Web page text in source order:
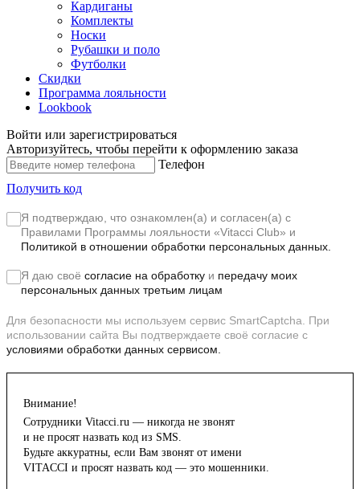
Кардиганы
Комплекты
Носки
Рубашки и поло
Футболки
Скидки
Программа лояльности
Lookbook
Войти или зарегистрироваться
Авторизуйтесь, чтобы перейти к оформлению заказа
Телефон
Получить код
Я подтверждаю, что ознакомлен(а) и согласен(а) с
Правилами Программы лояльности «Vitacci Club» и
Политикой в отношении обработки персональных данных.
Я даю своё согласие на обработку и передачу моих
персональных данных третьим лицам
Для безопасности мы используем сервис SmartCaptcha. При
использовании сайта Вы подтверждаете своё согласие с
условиями обработки данных сервисом.
Внимание!
Сотрудники Vitacci.ru — никогда не звонят
и не просят назвать код из SMS.
Будьте аккуратны, если Вам звонят от имени
VITACCI и просят назвать код — это мошенники.